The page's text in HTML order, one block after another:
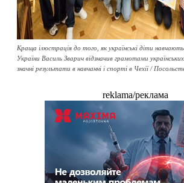
Краща ілюстрація до того, як українські діти
України Василь Зварич відзначив грамотами
значні результати в навчанні і спорті в Чехії /
reklama/реклама